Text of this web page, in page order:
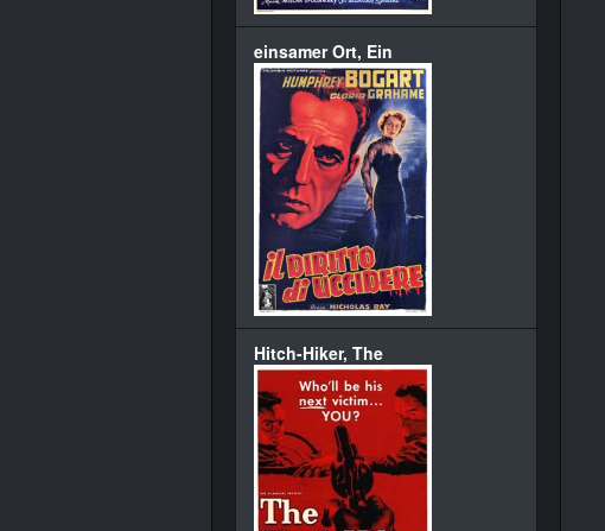
einsamer Ort, Ein
Hitch-Hiker, The